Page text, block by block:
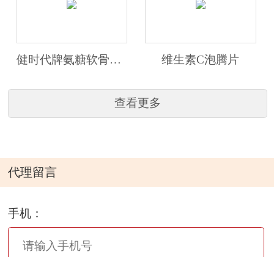
健时代牌氨糖软骨素维生素D钙片 维生素C泡腾片
查看更多
代理留言
手机：